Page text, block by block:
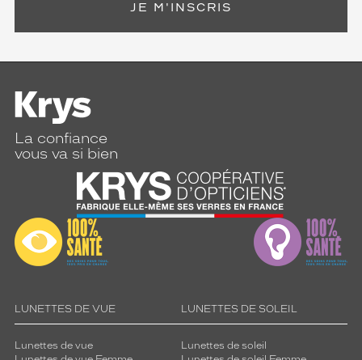
JE M'INSCRIS
La confiance
vous va si bien
LUNETTES DE VUE
Lunettes de vue
LUNETTES DE SOLEIL
Lunettes de soleil